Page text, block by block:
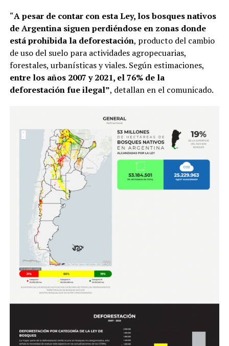
“A pesar de contar con esta Ley, los bosques nativos
de Argentina siguen perdiéndose en zonas donde
está prohibida la deforestación, producto del cambio
de uso del suelo para actividades agropecuarias,
forestales, urbanísticas y viales. Según estimaciones,
entre los años 2007 y 2021, el 76% de la
deforestación fue ilegal”, detallan en el comunicado.